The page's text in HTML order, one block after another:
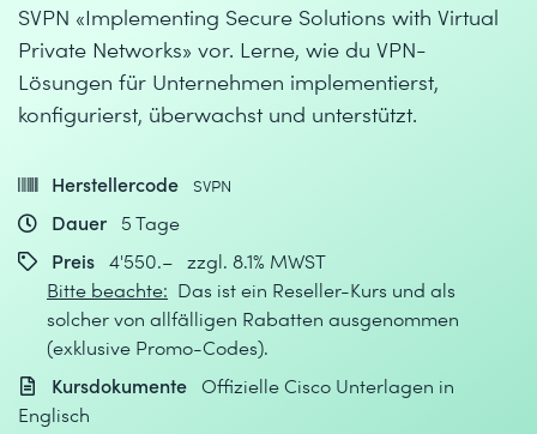
SVPN «Implementing Secure Solutions with Virtual
Private Networks» vor. Lerne, wie du VPN-
Lösungen für Unternehmen implementierst,
konfigurierst, überwachst und unterstützt.
Herstellercode SVPN
Dauer
5 Tage
Preis 4'550.– zzgl. 8.1% MWST
Bitte beachte: Das ist ein Reseller-Kurs und als
solcher von allfälligen Rabatten ausgenommen
(exklusive Promo-Codes).
Kursdokumente Offizielle Cisco Unterlagen in
Englisch